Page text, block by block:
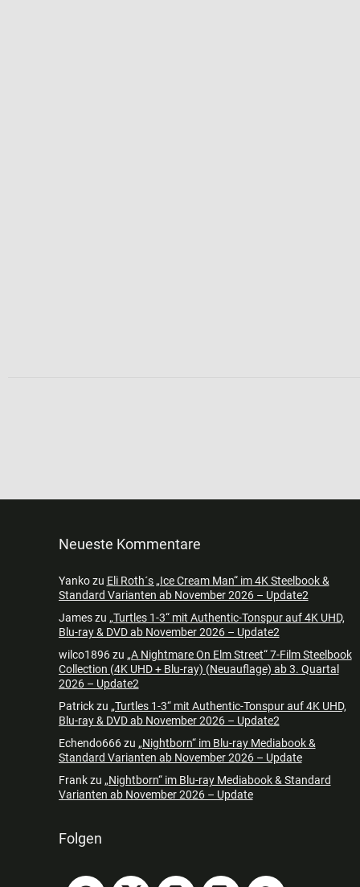
Neueste Kommentare
Yankozu Eli Roth´s „Ice Cream Man“ im 4K Steelbook &
Standard Varianten ab November 2026 – Update2
Jameszu „Turtles 1-3“ mit Authentic-Tonspur auf 4K UHD,
Blu-ray & DVD ab November 2026 – Update2
wilco1896zu „A Nightmare On Elm Street“ 7-Film Steelbook
Collection (4K UHD + Blu-ray) (Neuauflage) ab 3. Quartal
2026 – Update2
Patrickzu „Turtles 1-3“ mit Authentic-Tonspur auf 4K UHD,
Blu-ray & DVD ab November 2026 – Update2
Echendo666zu „Nightborn“ im Blu-ray Mediabook &
Standard Varianten ab November 2026 – Update
Frankzu „Nightborn“ im Blu-ray Mediabook & Standard
Varianten ab November 2026 – Update
Folgen